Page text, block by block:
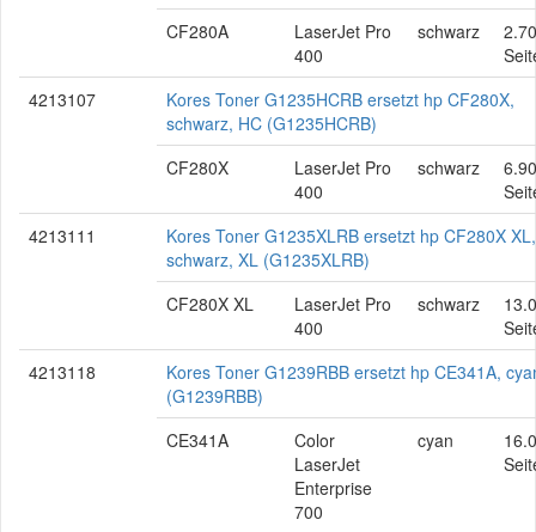
CF280A
LaserJet Pro
400
schwarz
4213107
Kores Toner G1235HCRB ersetzt hp CF280X,
schwarz, HC (G1235HCRB)
CF280X
LaserJet Pro
400
schwarz
4213111
Kores Toner G1235XLRB ersetzt hp CF280X XL,
schwarz, XL (G1235XLRB)
CF280X XL
LaserJet Pro
400
schwarz
4213118
Kores Toner G1239RBB ersetzt hp CE341A,
(G1239RBB)
CE341A
Color
LaserJet
Enterprise
700
cyan